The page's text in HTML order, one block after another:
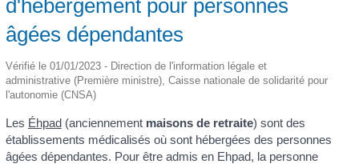
d'hébergement pour personnes
âgées dépendantes
Vérifié le 01/01/2023 - Direction de l'information légale et
administrative (Première ministre), Caisse nationale de solidarité pour
l'autonomie (CNSA)
Les Éhpad(anciennement maisons de retraite) sont des
établissements médicalisés où sont hébergées des personnes
âgées dépendantes. Pour être admis en Ehpad, la personne